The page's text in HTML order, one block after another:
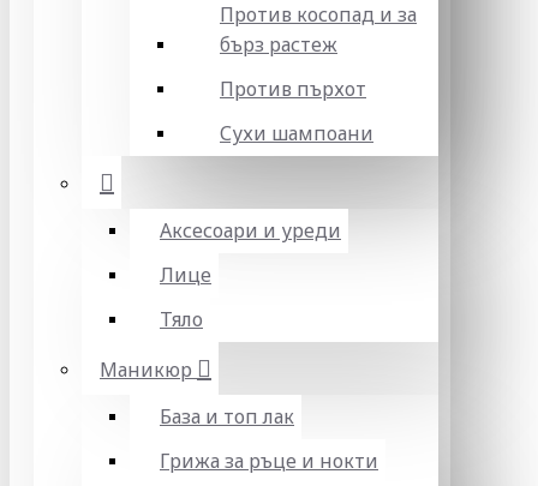
Против косопад и за
бърз растеж
Против пърхот
Сухи шампоани
Аксесоари и уреди
Лице
Тяло
Маникюр
База и топ лак
Грижа за ръце и нокти